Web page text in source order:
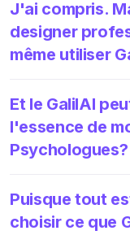
J'ai compris.
designer
même utiliser
Et le GalilAI
l'essence de
Psychologues?
Puisque tout
choisir ce que